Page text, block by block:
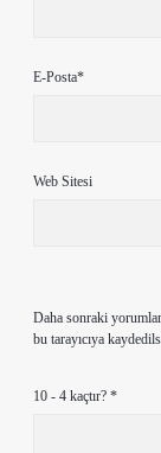
E-Posta*
Web Sitesi
Daha sonraki
bu tarayıcıya
10 - 4 kaçtır? *